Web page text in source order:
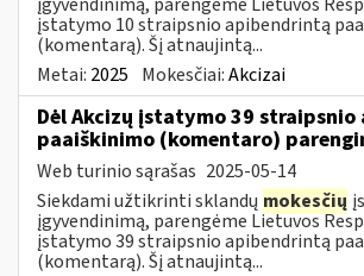
įstatymo 10 straipsnio apibendrintą
(komentarą). Šį atnaujintą...
Metai: 2025 Mokesčiai:Akcizai
Dėl Akcizų įstatymo 39
paaiškinimo (komentaro)
Web turinio sąrašas 2025-05-14
Siekdami užtikrinti sklandų mokesčių
įgyvendinimą, parengėme Lietuvos
įstatymo 39 straipsnio apibendrintą
(komentarą). Šį atnaujintą...